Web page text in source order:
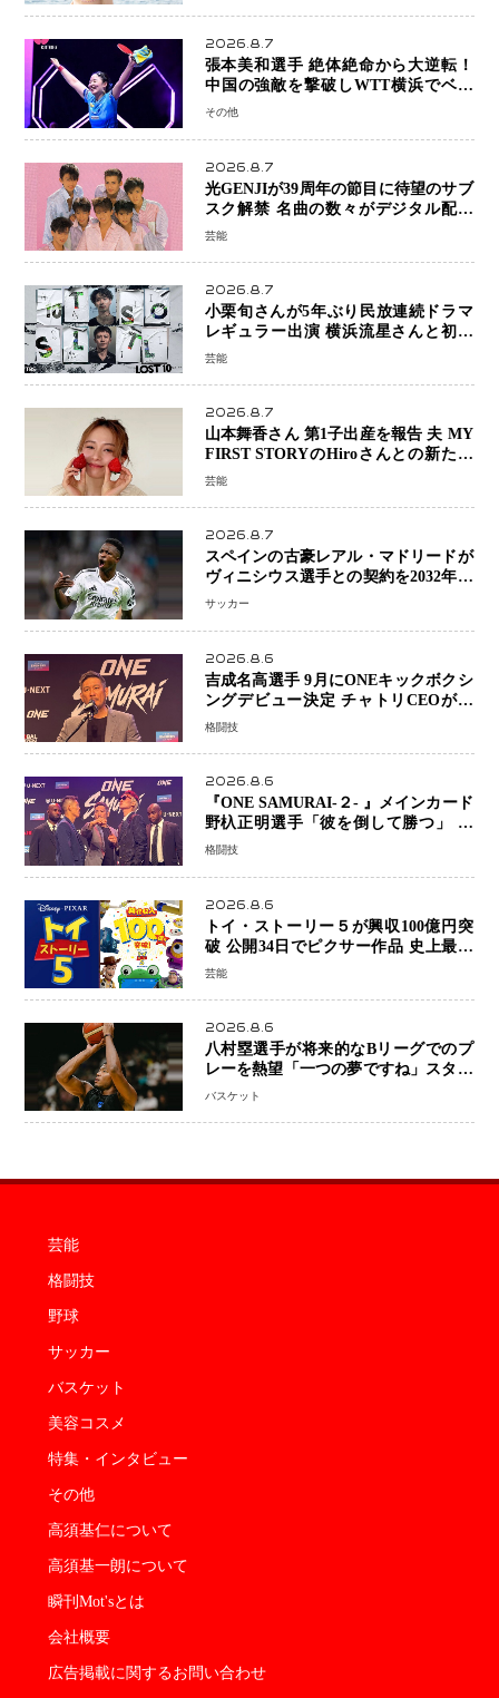
2026.8.7
張本美和選手 絶体絶命から大逆転！
中国の強敵を撃破しWTT横浜でベス
ト8進出
その他
2026.8.7
光GENJIが39周年の節目に待望のサブ
スク解禁 名曲の数々がデジタル配信
へ 40周年へ向け1年間で全作品を順次
芸能
2026.8.7
小栗旬さんが5年ぶり民放連続ドラマ
レギュラー出演 横浜流星さんと初共
演『LOST10』で異色バディ結成
芸能
2026.8.7
山本舞香さん 第1子出産を報告 夫 MY
FIRST STORYのHiroさんとの新たな
家族生活「母子ともに健康」
芸能
2026.8.7
スペインの古豪レアル・マドリードが
ヴィニシウス選手との契約を2032年ま
で延長 長期交渉が決着 年俸は約43億
サッカー
2026.8.6
吉成名高選手 9月にONEキックボクシ
ングデビュー決定 チャトリCEOがサ
プライズ発表 2カ月連続参戦へ
格闘技
2026.8.6
『ONE SAMURAI-２- 』メインカード
野杁正明選手「彼を倒して勝つ」 リ
ウ・メンヤンとの因縁に決着へ 再起
初戦
格闘技
2026.8.6
トイ・ストーリー５が興収100億円突
破 公開34日でピクサー作品 史上最速
日本歴代シリーズ最高更新も目前
芸能
2026.8.6
八村塁選手が将来的なBリーグでのプ
レーを熱望「一つの夢ですね」スター
帰還がリーグ価値を押し上げる可能性
バスケット
芸能
格闘技
野球
サッカー
バスケット
美容コスメ
特集・インタビュー
その他
高須基仁について
高須基一朗について
瞬刊Mot'sとは
会社概要
広告掲載に関するお問い合わせ